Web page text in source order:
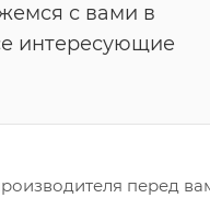
с вами в
интересующие
перед